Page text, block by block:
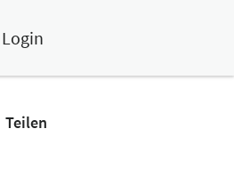
Login
Teilen